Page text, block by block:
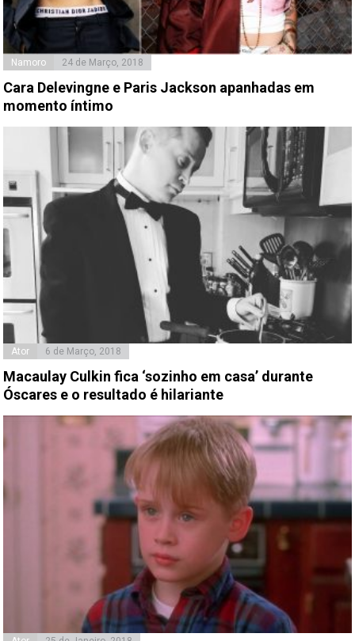
Namoro 24 de Março, 2018
Cara Delevingne e Paris Jackson apanhadas em
momento íntimo
Ator 6 de Março, 2018
Macaulay Culkin fica ‘sozinho em casa’ durante
Óscares e o resultado é hilariante